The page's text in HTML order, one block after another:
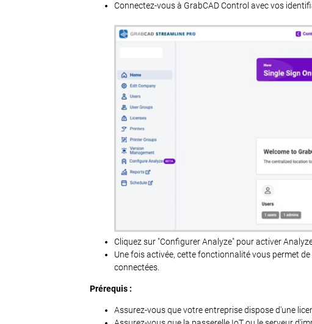
Connectez-vous à GrabCAD Control avec vos
Cliquez sur "Configurer Analyze" pour activer
Une fois activée, cette fonctionnalité vous permet
connectées.
Prérequis :
Assurez-vous que votre entreprise dispose d'une